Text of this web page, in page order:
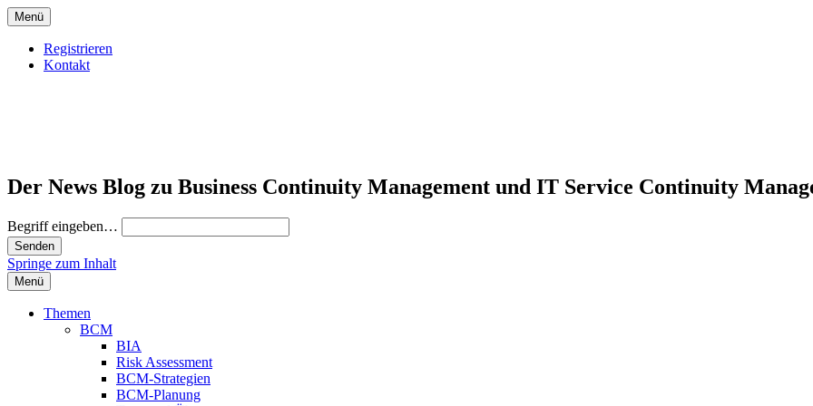
Menü
Registrieren
Kontakt
Der News Blog zu Business Continuity Management und IT Service Continuity
Begriff eingeben…
Springe zum Inhalt
Menü
Themen
BCM
BIA
Risk Assessment
BCM-Strategien
BCM-Planung